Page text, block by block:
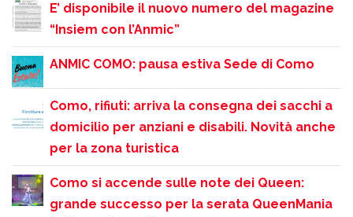
E’ disponibile il nuovo numero del magazine
“Insiem con l’Anmic”
ANMIC COMO: pausa estiva Sede di Como
Como, rifiuti: arriva la consegna dei sacchi a
domicilio per anziani e disabili. Novità anche
per la zona turistica
Como si accende sulle note dei Queen:
grande successo per la serata QueenMania